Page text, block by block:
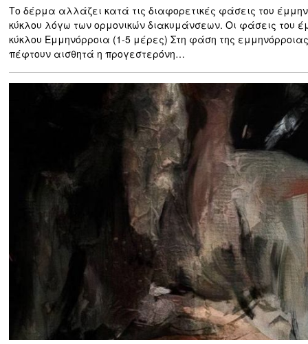
Το δέρμα αλλάζει κατά τις διαφορετικές φάσεις του
κύκλου λόγω των ορμονικών διακυμάνσεων. Οι φάσεις του
κύκλου Εμμηνόρροια (1-5 μέρες) Στη φάση της
πέφτουν αισθητά η προγεστερόνη…